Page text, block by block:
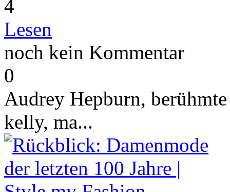
4
Lesen
noch kein Kommentar
0
Audrey Hepburn,
kelly, ma...